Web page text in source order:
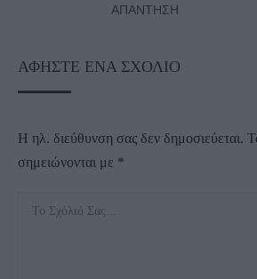
ΑΠΆΝΤΗΣΗ
ΑΦΉΣΤΕ ΈΝΑ ΣΧΌΛΙΟ
Η ηλ. διεύθυνση σας δεν δημοσιεύεται.
σημειώνονται με *